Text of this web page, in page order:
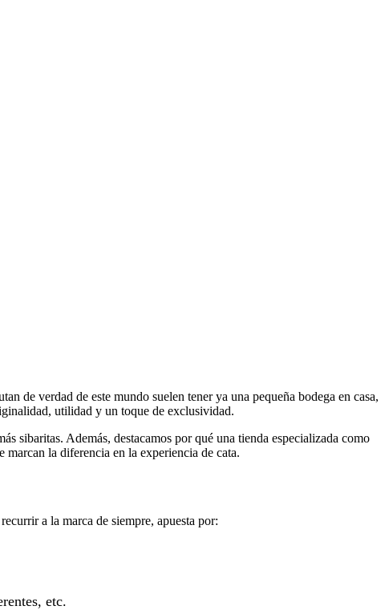
de verdad de este mundo suelen tener ya una pequeña bodega en casa,
utilidad y un toque de exclusividad.
sibaritas. Además, destacamos por qué una tienda especializada como
la diferencia en la experiencia de cata.
a la marca de siempre, apuesta por:
etc.